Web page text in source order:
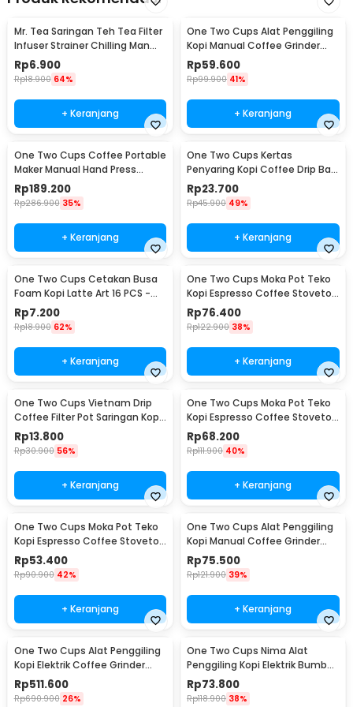
Mr. Tea Saringan Teh Tea Filter
Infuser Strainer Chilling Man
Silicon - MR03
Rp6.900
Rp18.900 64%
+ Keranjang
One Two Cups Alat Penggiling
Kopi Manual Coffee Grinder
Portable - WFCG9800
Rp59.600
Rp99.900 41%
+ Keranjang
One Two Cups Coffee Portable
Maker Manual Hand Press
Espresso 300ml - T35066
Rp189.200
Rp286.900 35%
+ Keranjang
One Two Cups Kertas
Penyaring Kopi Coffee Drip Bag
Paper Filter 50PCS - T111
Rp23.700
Rp45.900 49%
+ Keranjang
One Two Cups Cetakan Busa
Foam Kopi Latte Art 16 PCS -
JJYE01
Rp7.200
Rp18.900 62%
+ Keranjang
One Two Cups Moka Pot Teko
Kopi Espresso Coffee Stovetop
6 Cup 300ml - Z20
Rp76.400
Rp122.900 38%
+ Keranjang
One Two Cups Vietnam Drip
Coffee Filter Pot Saringan Kopi
180ml 8Q - LC1
Rp13.800
Rp30.900 56%
+ Keranjang
One Two Cups Moka Pot Teko
Kopi Espresso Coffee Stovetop
4 Cup 200ml - Z20
Rp68.200
Rp111.900 40%
+ Keranjang
One Two Cups Moka Pot Teko
Kopi Espresso Coffee Stovetop
2 Cup 100ml - Z20
Rp53.400
Rp90.900 42%
+ Keranjang
One Two Cups Alat Penggiling
Kopi Manual Coffee Grinder
Wood - 16290
Rp75.500
Rp121.900 39%
+ Keranjang
One Two Cups Alat Penggiling
Kopi Elektrik Coffee Grinder
Adjustable - 600N
Rp511.600
Rp690.900 26%
One Two Cups Nima Alat
Penggiling Kopi Elektrik Bumbu
Coffee Grinder - NM-8300
Rp73.800
Rp118.900 38%